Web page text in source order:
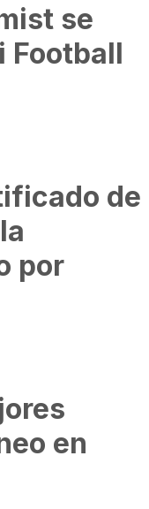
se
Football
de
por
en